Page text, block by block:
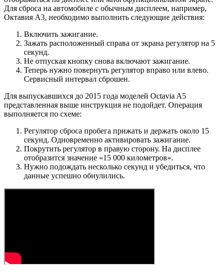
Для сброса на автомобиле с обычным дисплеем, например,
Октавия A3, необходимо выполнить следующие действия:
Включить зажигание.
Зажать расположенный справа от экрана регулятор на 5
секунд.
Не отпуская кнопку снова включают зажигание.
Теперь нужно повернуть регулятор вправо или влево.
Сервисный интервал сброшен.
Для выпускавшихся до 2015 года моделей Octavia A5
представленная выше инструкция не подойдет. Операция
выполняется по схеме:
Регулятор сброса пробега прижать и держать около 15
секунд. Одновременно активировать зажигание.
Покрутить регулятор в правую сторону. На дисплее
отобразится значение «15 000 километров».
Нужно подождать несколько секунд и убедиться, что
данные успешно обнулились.